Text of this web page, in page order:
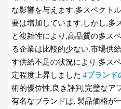
な影響を与えます.多スペクト
要は増加しています.しかし,多
と複雑性により,高品質の多ス
る企業は比較的少ない.市場供
す供給不足の状況により 多ス
定程度上昇しました 4ブランド
術的優位性,良き評判,完璧なア
有名なブランドは, 製品価格が